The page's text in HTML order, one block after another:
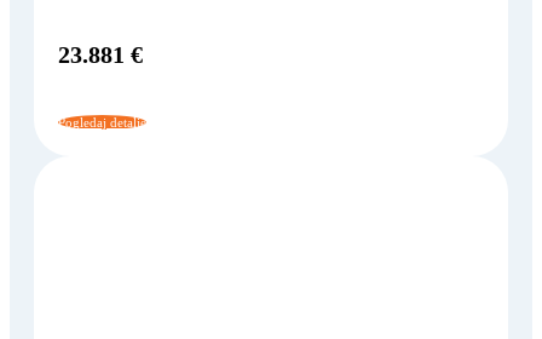
23.881 €
Pogledaj detalje